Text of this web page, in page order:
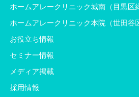
ホームアレークリニック城南（目黒区
ホームアレークリニック本院（世田谷
お役立ち情報
セミナー情報
メディア掲載
採用情報